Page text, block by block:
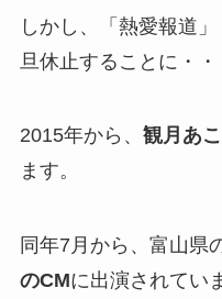
しかし、「熱愛報道
旦休止することに・・
2015年から、 観月あこ
ます。
同年7月から、富山県
のCMに出演されてい